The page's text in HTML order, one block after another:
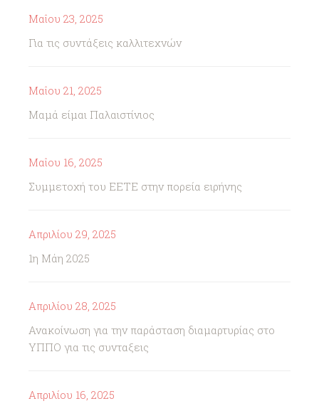
Μαΐου 23, 2025
Για τις συντάξεις καλλιτεχνών
Μαΐου 21, 2025
Μαμά είμαι Παλαιστίνιος
Μαΐου 16, 2025
Συμμετοχή του ΕΕΤΕ στην πορεία ειρήνης
Απριλίου 29, 2025
1η Μάη 2025
Απριλίου 28, 2025
Ανακοίνωση για την παράσταση διαμαρτυρίας στο
ΥΠΠΟ για τις συνταξεις
Απριλίου 16, 2025